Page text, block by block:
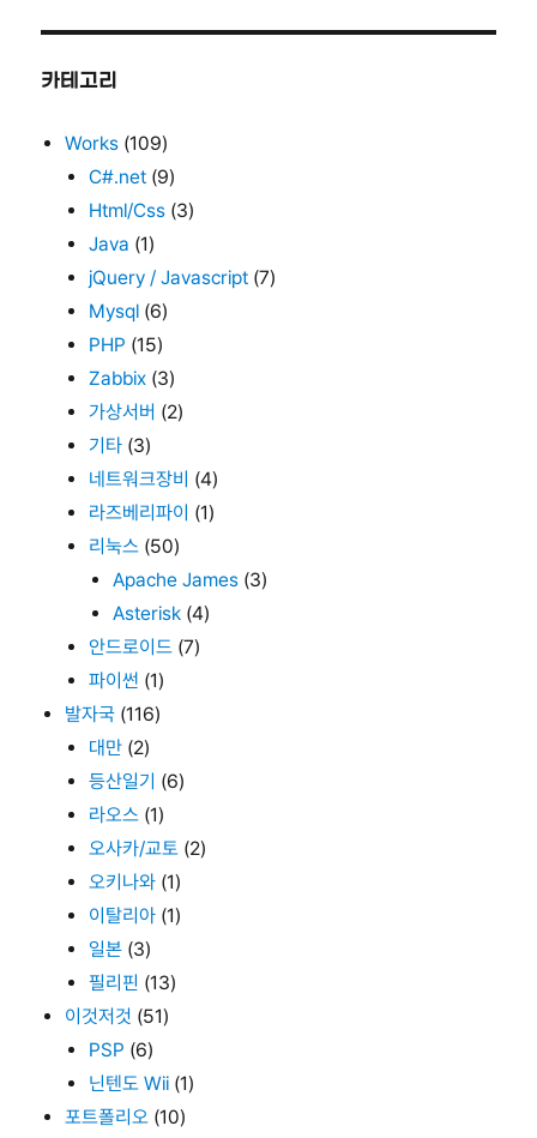
카테고리
Works (109)
C#.net (9)
Html/Css (3)
Java (1)
jQuery / Javascript (7)
Mysql (6)
PHP (15)
Zabbix (3)
가상서버 (2)
기타 (3)
네트워크장비 (4)
라즈베리파이 (1)
리눅스 (50)
Apache James (3)
Asterisk (4)
안드로이드 (7)
파이썬 (1)
발자국 (116)
대만 (2)
등산일기 (6)
라오스 (1)
오사카/교토 (2)
오키나와 (1)
이탈리아 (1)
일본 (3)
필리핀 (13)
이것저것 (51)
PSP (6)
닌텐도 Wii (1)
포트폴리오 (10)